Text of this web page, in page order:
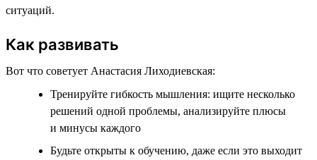
ситуаций.
Как развивать
Вот что советует Анастасия Лиходиевская:
Тренируйте гибкость мышления: ищите несколько
решений одной проблемы, анализируйте плюсы
и минусы каждого
Будьте открыты к обучению, даже если это выходит